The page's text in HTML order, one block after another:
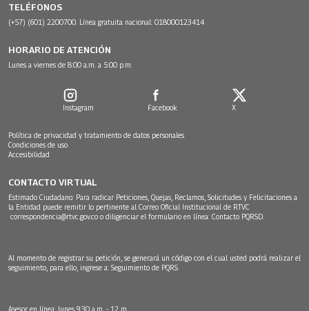
TELÉFONOS
(+57) (601) 2200700. Línea gratuita nacional: 018000123414
HORARIO DE ATENCIÓN
Lunes a viernes de 8:00 a.m. a 5:00 p.m.
Instagram Facebook X
Política de privacidad y tratamiento de datos personales
Condiciones de uso
Accesibilidad
CONTACTO VIRTUAL
Estimado Ciudadano: Para radicar Peticiones, Quejas, Reclamos, Solicitudes y Felicitaciones a
la Entidad puede remitir lo pertinente al Correo Oficial Institucional de RTVC
correspondencia@rtvc.gov.co o diligenciar el formulario en línea: Contacto PQRSD.
Al momento de registrar su petición, se generará un código con el cual usted podrá realizar el
seguimiento, para ello, ingrese a: Seguimiento de PQRS
Asesor en línea: lunes 9:30 a.m. - 12 m